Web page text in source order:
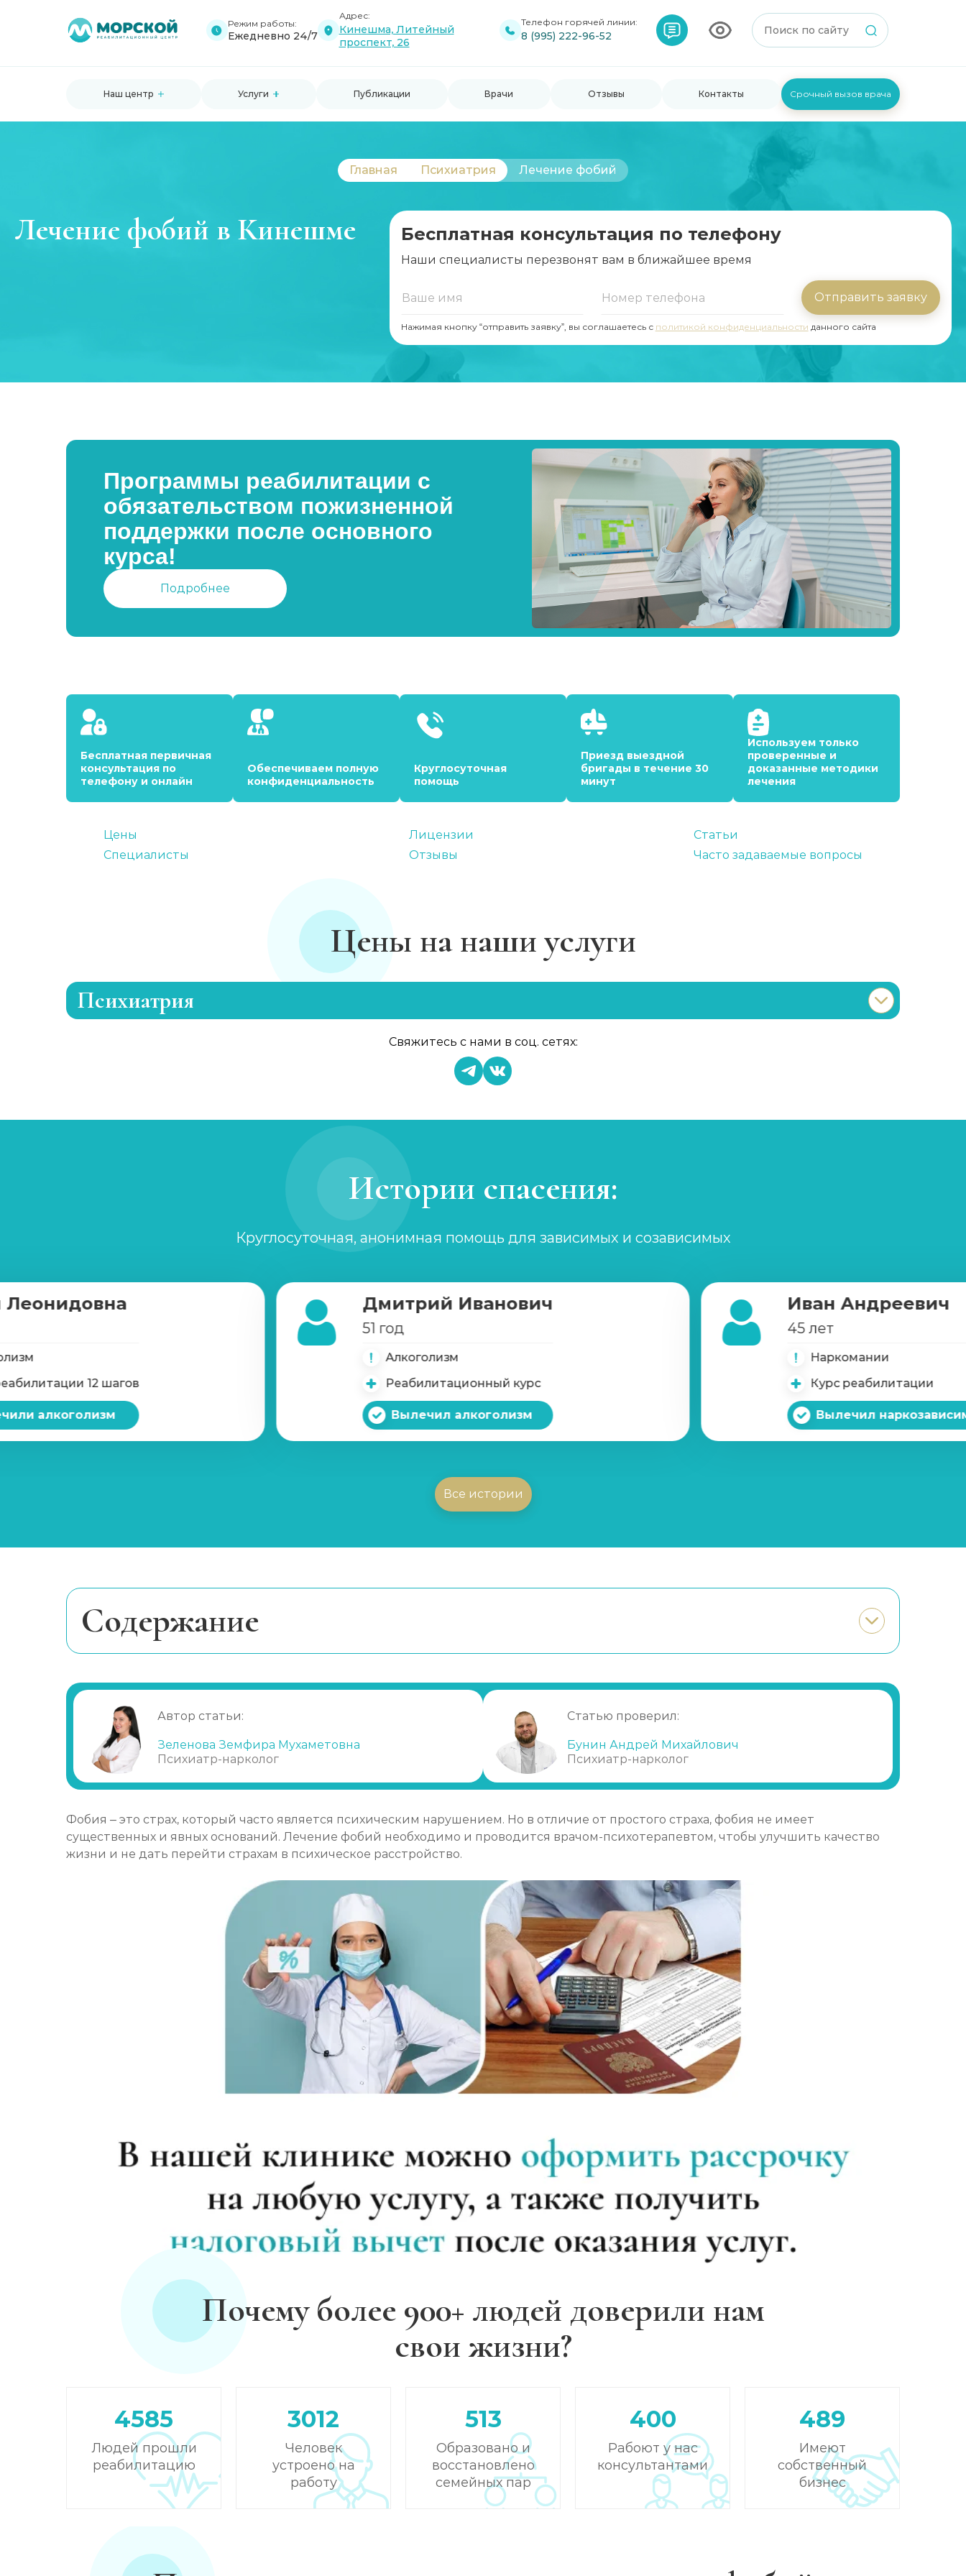
Режим работы:
Ежедневно 24/7
Адрес:
Кинешма, Литейный
проспект, 26
Телефон горячей линии:
8 (995) 222-96-52
Наш центр Услуги Публикации Врачи Отзывы Контакты Срочный вызов врача
Главная Психиатрия Лечение фобий
Лечение фобий в Кинешме Бесплатная консультация по телефону
Наши специалисты перезвонят вам в ближайшее время
Отправить заявку
Нажимая кнопку “отправить заявку”, вы соглашаетесь с политикой конфиденциальности данного сайта
Программы реабилитации с
обязательством пожизненной
поддержки после основного
курса!
Подробнее
Бесплатная первичная
консультация по
телефону и онлайн
Обеспечиваем полную
конфиденциальность
Круглосуточная
помощь
Приезд выездной
бригады в течение 30
минут
Используем только
проверенные и
доказанные методики
лечения
Цены
Специалисты
Лицензии
Отзывы
Статьи
Часто задаваемые вопросы
Цены на наши услуги
Психиатрия
Свяжитесь с нами в соц. сетях:
Истории спасения:
Круглосуточная, анонимная помощь для зависимых и созависимых
12 шагов
алкоголизм
Дмитрий Иванович
51 год
Алкоголизм
Реабилитационный курс
Вылечил алкоголизм
Иван Андреевич
45 лет
Наркомании
Курс реабилитации
Вылечил
Все истории
Cодержание
Психологическая терапия
Медикаментозная терапия
БОС-терапия
Систематическая десенсибилизация и имплозивная терапия
Автор статьи:
Зеленова Земфира Мухаметовна
Психиатр-нарколог
Статью проверил:
Бунин Андрей Михайлович
Психиатр-нарколог
Фобия – это страх, который часто является психическим нарушением. Но в отличие от простого страха, фобия не имеет
существенных и явных оснований. Лечение фобий необходимо и проводится врачом-психотерапевтом, чтобы улучшить качество
жизни и не дать перейти страхам в психическое расстройство.
Почему более 900+ людей доверили нам
свои жизни?
4585
Людей прошли
реабилитацию
3012
Человек
устроено на
работу
513
Образовано и
восстановлено
семейных пар
400
Рабоют у нас
консультантами
489
Имеют
собственный
бизнес